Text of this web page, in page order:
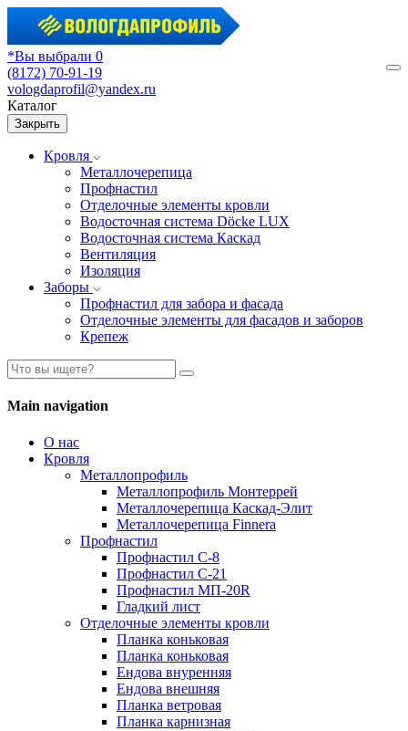
*Вы выбрали 0
(8172) 70-91-19
vologdaprofil@yandex.ru
Каталог
Закрыть
Кровля
Металлочерепица
Профнастил
Отделочные элементы кровли
Водосточная система Döcke LUX
Водосточная система Каскад
Вентиляция
Изоляция
Заборы
Профнастил для забора и фасада
Отделочные элементы для фасадов и заборов
Крепеж
Main navigation
О нас
Кровля
Металлопрофиль
Металлопрофиль Монтеррей
Металлочерепица Каскад-Элит
Металлочерепица Finnera
Профнастил
Профнастил С-8
Профнастил С-21
Профнастил МП-20R
Гладкий лист
Отделочные элементы кровли
Планка коньковая
Планка коньковая
Ендова внуренняя
Ендова внешняя
Планка ветровая
Планка карнизная